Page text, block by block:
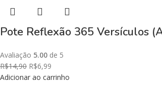
Pote Reflexão 365 Versículos
Avaliação 5.00 de 5
R$14,90 R$6,99
Adicionar ao carrinho